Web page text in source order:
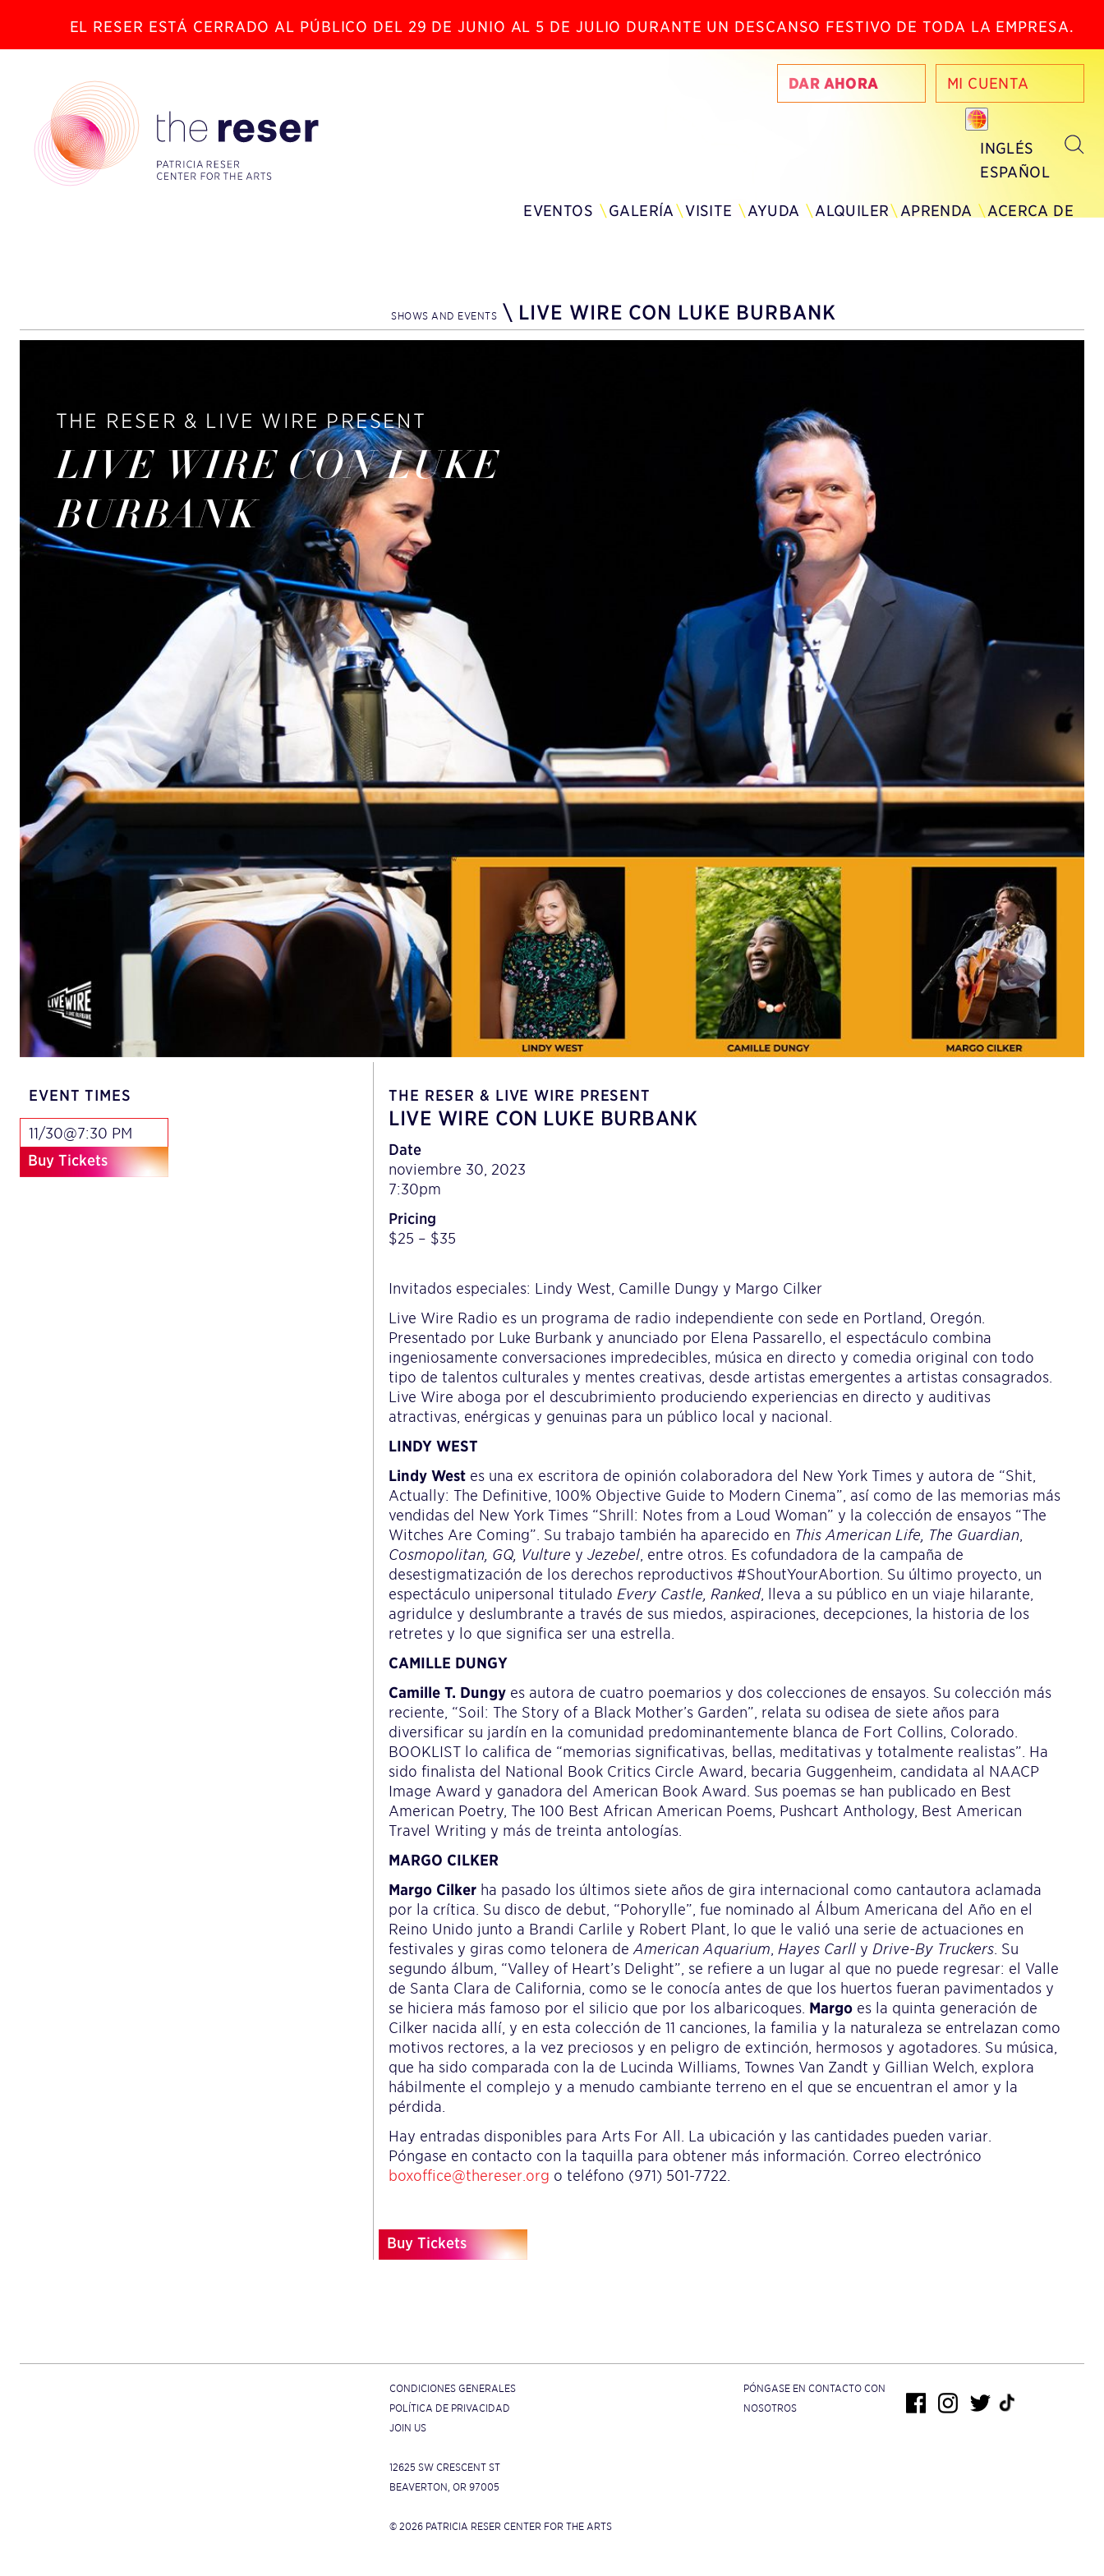
EL RESER ESTÁ CERRADO AL PÚBLICO DEL 29 DE JUNIO AL 5 DE JULIO DURANTE UN DESCANSO FESTIVO DE TODA LA EMPRESA.
DAR AHORA MI CUENTA
INGLÉS
ESPAÑOL
EVENTOS GALERÍA VISITE AYUDA ALQUILER APRENDA ACERCA DE
SHOWS AND EVENTS \ LIVE WIRE CON LUKE BURBANK
THE RESER & LIVE WIRE PRESENT
LIVE WIRE CON LUKE
BURBANK
EVENT TIMES
11/30@7:30 PM
Buy Tickets
THE RESER & LIVE WIRE PRESENT
LIVE WIRE CON LUKE BURBANK
Date
noviembre 30, 2023
7:30pm
Pricing
$25 – $35
Invitados especiales: Lindy West, Camille Dungy y Margo Cilker
Live Wire Radio es un programa de radio independiente con sede en Portland, Oregón.
Presentado por Luke Burbank y anunciado por Elena Passarello, el espectáculo combina
ingeniosamente conversaciones impredecibles, música en directo y comedia original con todo
tipo de talentos culturales y mentes creativas, desde artistas emergentes a artistas consagrados.
Live Wire aboga por el descubrimiento produciendo experiencias en directo y auditivas
atractivas, enérgicas y genuinas para un público local y nacional.
LINDY WEST
Lindy West es una ex escritora de opinión colaboradora del New York Times y autora de “Shit,
Actually: The Definitive, 100% Objective Guide to Modern Cinema”, así como de las memorias más
vendidas del New York Times “Shrill: Notes from a Loud Woman” y la colección de ensayos “The
Witches Are Coming”. Su trabajo también ha aparecido en This American Life, The Guardian,
Cosmopolitan, GQ, Vulture y Jezebel, entre otros. Es cofundadora de la campaña de
desestigmatización de los derechos reproductivos #ShoutYourAbortion. Su último proyecto, un
espectáculo unipersonal titulado Every Castle, Ranked, lleva a su público en un viaje hilarante,
agridulce y deslumbrante a través de sus miedos, aspiraciones, decepciones, la historia de los
retretes y lo que significa ser una estrella.
CAMILLE DUNGY
Camille T. Dungy es autora de cuatro poemarios y dos colecciones de ensayos. Su colección más
reciente, “Soil: The Story of a Black Mother’s Garden”, relata su odisea de siete años para
diversificar su jardín en la comunidad predominantemente blanca de Fort Collins, Colorado.
BOOKLIST lo califica de “memorias significativas, bellas, meditativas y totalmente realistas”. Ha
sido finalista del National Book Critics Circle Award, becaria Guggenheim, candidata al NAACP
Image Award y ganadora del American Book Award. Sus poemas se han publicado en Best
American Poetry, The 100 Best African American Poems, Pushcart Anthology, Best American
Travel Writing y más de treinta antologías.
MARGO CILKER
Margo Cilker ha pasado los últimos siete años de gira internacional como cantautora aclamada
por la crítica. Su disco de debut, “Pohorylle”, fue nominado al Álbum Americana del Año en el
Reino Unido junto a Brandi Carlile y Robert Plant, lo que le valió una serie de actuaciones en
festivales y giras como telonera deAmerican Aquarium, Hayes Carll y Drive-By Truckers. Su
segundo álbum, “Valley of Heart’s Delight”, se refiere a un lugar al que no puede regresar: el Valle
de Santa Clara de California, como se le conocía antes de que los huertos fueran pavimentados y
se hiciera más famoso por el silicio que por los albaricoques. Margo es la quinta generación de
Cilker nacida allí, y en esta colección de 11 canciones, la familia y la naturaleza se entrelazan como
motivos rectores, a la vez preciosos y en peligro de extinción, hermosos y agotadores. Su música,
que ha sido comparada con la de Lucinda Williams, Townes Van Zandt y Gillian Welch, explora
hábilmente el complejo y a menudo cambiante terreno en el que se encuentran el amor y la
pérdida.
Hay entradas disponibles para Arts For All. La ubicación y las cantidades pueden variar.
Póngase en contacto con la taquilla para obtener más información. Correo electrónico
boxoffice@thereser.org o teléfono (971) 501-7722.
Buy Tickets
CONDICIONES GENERALES
POLÍTICA DE PRIVACIDAD
JOIN US
12625 SW CRESCENT ST
BEAVERTON, OR 97005
© 2026 PATRICIA RESER CENTER FOR THE ARTS
PÓNGASE EN CONTACTO CON
NOSOTROS